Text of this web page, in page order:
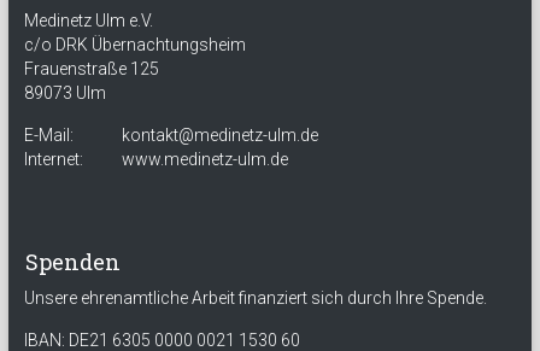
Medinetz Ulm e.V.
c/o DRK Übernachtungsheim
Frauenstraße 125
89073 Ulm
E-Mail:
kontakt@medinetz-ulm.de
Internet:
www.medinetz-ulm.de
Spenden
Unsere ehrenamtliche Arbeit finanziert sich durch Ihre Spende.
IBAN: DE21 6305 0000 0021 1530 60